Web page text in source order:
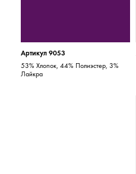
Артикул 9053
53% Хлопок, 44% Полиэстер, 3%
Лайкра